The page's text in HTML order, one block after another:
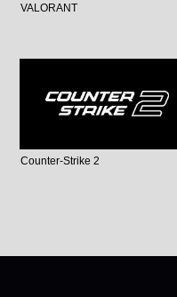
VALORANT
Counter-Strike 2